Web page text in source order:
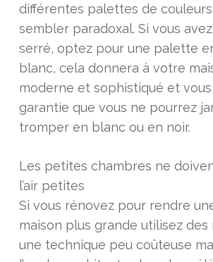
différentes palettes de
sembler paradoxal. Si vous
serré, optez pour une palette
blanc, cela donnera à votre
moderne et sophistiqué et vous
garantie que vous ne pourrez
tromper en blanc ou en noir.
Les petites chambres ne
l’air petites
Si vous rénovez pour rendre
maison plus grande utilisez des
une technique peu coûteuse